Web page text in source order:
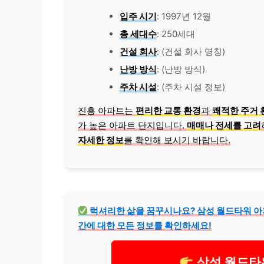
입주 시기: 1997년 12월
총 세대수: 250세대
건설 회사: (건설 회사 명칭)
난방 방식: (난방 방식)
주차 시설: (주차 시설 정보)
진흥 아파트는 편리한 교통 환경과 쾌적한 주거
가 높은 아파트 단지입니다. 매매나 전세를 고려
자세한 정보를 확인해 보시기 바랍니다.
럭셔리한 삶을 꿈꾸시나요? 삼성 월드타워
간에 대한 모든 정보를 확인하세요!